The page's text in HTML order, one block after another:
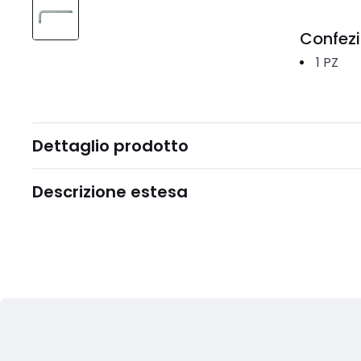
1 PZ
Dettaglio prodotto
Descrizione estesa